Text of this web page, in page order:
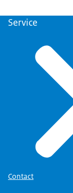
Service
Contact